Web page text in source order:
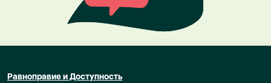
Равноправие и Доступность